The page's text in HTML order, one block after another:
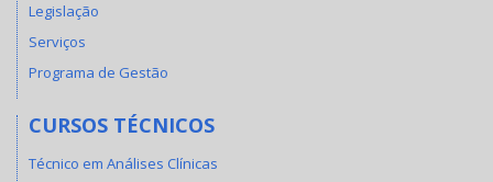
Legislação
Serviços
Programa de Gestão
CURSOS TÉCNICOS
Técnico em Análises Clínicas